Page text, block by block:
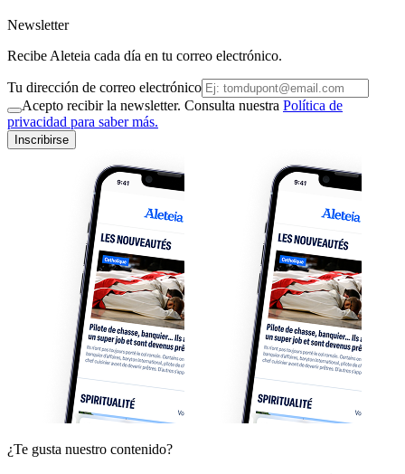
Newsletter
Recibe Aleteia cada día en tu correo electrónico.
Tu dirección de correo electrónico
Acepto recibir la newsletter. Consulta nuestra Política de
privacidad para saber más.
Inscribirse
¿Te gusta nuestro contenido?